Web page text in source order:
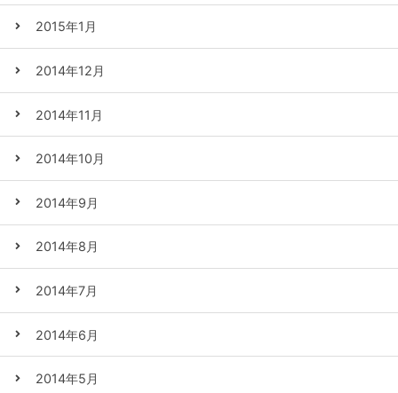
2015年1月
2014年12月
2014年11月
2014年10月
2014年9月
2014年8月
2014年7月
2014年6月
2014年5月